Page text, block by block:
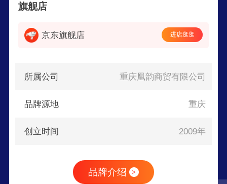
工制作，产品采用天然水晶、玛瑙和玉髓等，已成
旗舰店
京东旗舰店 进店逛逛
所属公司 重庆凰韵商贸有限公司
品牌源地 重庆
创立时间 2009年
品牌介绍 >